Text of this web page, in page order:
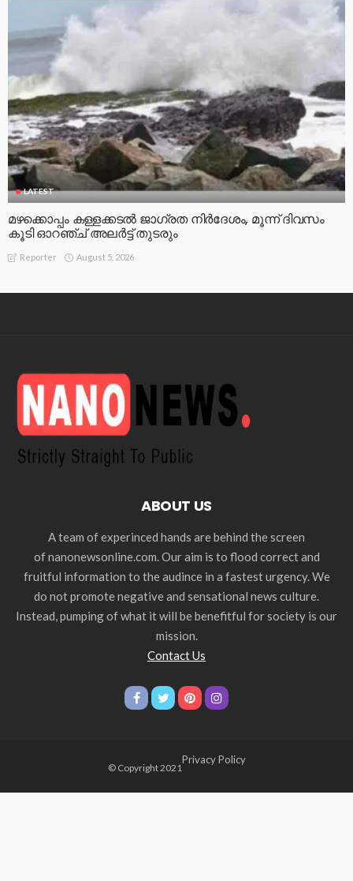
LATEST
മഴക്കൊപ്പം കള്ളക്കടൽ ജാഗ്രത നിർദേശം, മൂന്ന് ദിവസം
കൂടി ഓറഞ്ച് അലർട്ട് തുടരും
Reporter August 5, 2026
ABOUT US
A team of experinced hands are behind the screen
of nanonewsonline.com. Our aim is to flood correct and
fruitful information to the audince in a fastest urgency. We
do not promote negative and sensational news culture.
Instead, pumping of what it will be benefitful for society is our
mission.
Contact Us
© Copyright 2021
Privacy Policy